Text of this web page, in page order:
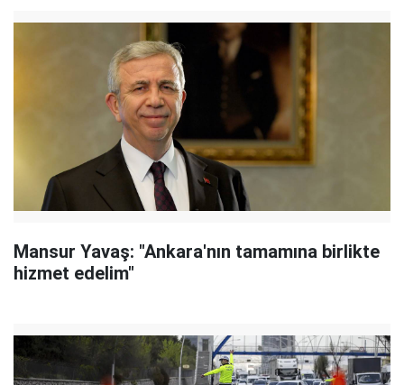
Mansur Yavaş: "Ankara'nın tamamına birlikte
hizmet edelim"